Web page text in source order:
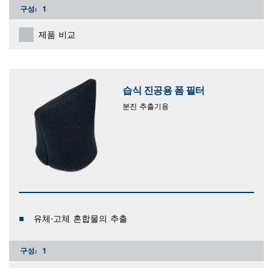
구성: 1
제품 비교
습식 진공용 폼 필터
분진 추출기용
유체-고체 혼합물의 추출
구성: 1